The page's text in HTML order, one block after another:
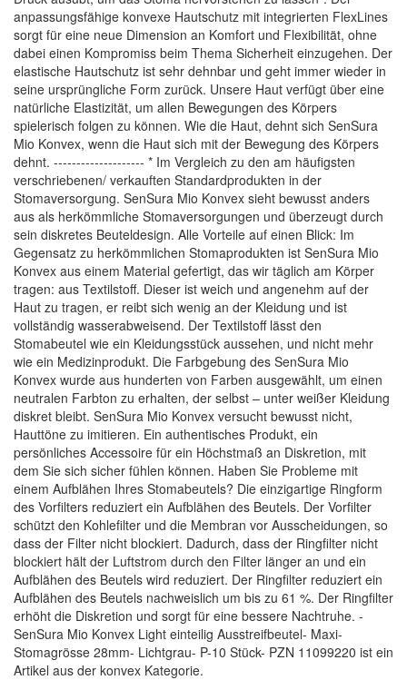
anpassungsfähige konvexe Hautschutz mit integrierten FlexLines
sorgt für eine neue Dimension an Komfort und Flexibilität, ohne
dabei einen Kompromiss beim Thema Sicherheit einzugehen. Der
elastische Hautschutz ist sehr dehnbar und geht immer wieder in
seine ursprüngliche Form zurück. Unsere Haut verfügt über eine
natürliche Elastizität, um allen Bewegungen des Körpers
spielerisch folgen zu können. Wie die Haut, dehnt sich SenSura
Mio Konvex, wenn die Haut sich mit der Bewegung des Körpers
dehnt. -------------------- * Im Vergleich zu den am häufigsten
verschriebenen/ verkauften Standardprodukten in der
Stomaversorgung. SenSura Mio Konvex sieht bewusst anders
aus als herkömmliche Stomaversorgungen und überzeugt durch
sein diskretes Beuteldesign. Alle Vorteile auf einen Blick: Im
Gegensatz zu herkömmlichen Stomaprodukten ist SenSura Mio
Konvex aus einem Material gefertigt, das wir täglich am Körper
tragen: aus Textilstoff. Dieser ist weich und angenehm auf der
Haut zu tragen, er reibt sich wenig an der Kleidung und ist
vollständig wasserabweisend. Der Textilstoff lässt den
Stomabeutel wie ein Kleidungsstück aussehen, und nicht mehr
wie ein Medizinprodukt. Die Farbgebung des SenSura Mio
Konvex wurde aus hunderten von Farben ausgewählt, um einen
neutralen Farbton zu erhalten, der selbst – unter weißer Kleidung
diskret bleibt. SenSura Mio Konvex versucht bewusst nicht,
Hauttöne zu imitieren. Ein authentisches Produkt, ein
persönliches Accessoire für ein Höchstmaß an Diskretion, mit
dem Sie sich sicher fühlen können. Haben Sie Probleme mit
einem Aufblähen Ihres Stomabeutels? Die einzigartige Ringform
des Vorfilters reduziert ein Aufblähen des Beutels. Der Vorfilter
schützt den Kohlefilter und die Membran vor Ausscheidungen, so
dass der Filter nicht blockiert. Dadurch, dass der Ringfilter nicht
blockiert hält der Luftstrom durch den Filter länger an und ein
Aufblähen des Beutels wird reduziert. Der Ringfilter reduziert ein
Aufblähen des Beutels nachweislich um bis zu 61 %. Der Ringfilter
erhöht die Diskretion und sorgt für eine bessere Nachtruhe. -
SenSura Mio Konvex Light einteilig Ausstreifbeutel- Maxi-
Stomagrösse 28mm- Lichtgrau- P-10 Stück- PZN 11099220 ist ein
Artikel aus der konvex Kategorie.